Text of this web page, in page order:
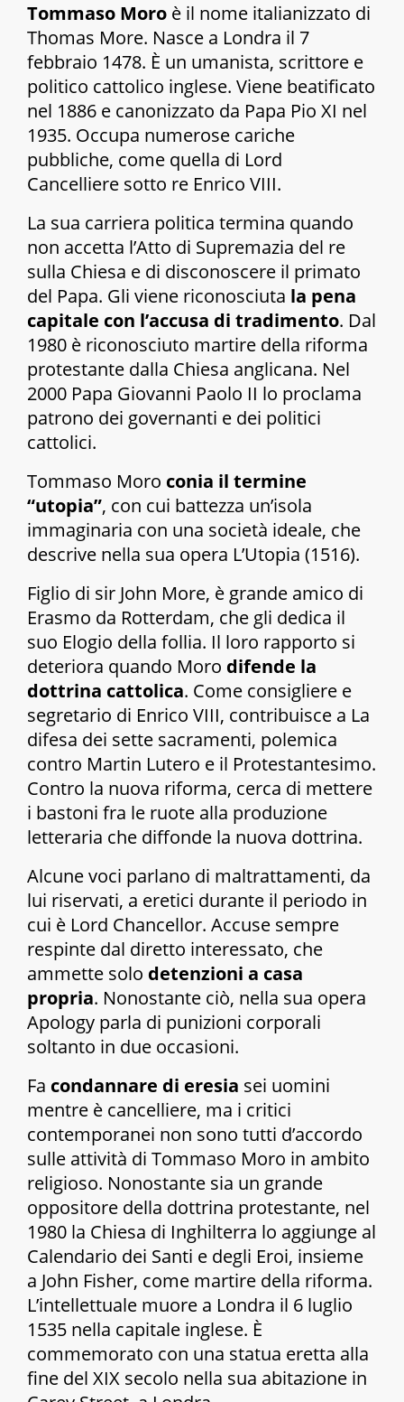
Tommaso Moro è il nome italianizzato di
Thomas More. Nasce a Londra il 7
febbraio 1478. È un umanista, scrittore e
politico cattolico inglese. Viene beatificato
nel 1886 e canonizzato da Papa Pio XI nel
1935. Occupa numerose cariche
pubbliche, come quella di Lord
Cancelliere sotto re Enrico VIII.
La sua carriera politica termina quando
non accetta l’Atto di Supremazia del re
sulla Chiesa e di disconoscere il primato
del Papa. Gli viene riconosciuta la pena
capitale con l’accusa di tradimento. Dal
1980 è riconosciuto martire della riforma
protestante dalla Chiesa anglicana. Nel
2000 Papa Giovanni Paolo II lo proclama
patrono dei governanti e dei politici
cattolici.
Tommaso Moro conia il termine
“utopia”, con cui battezza un’isola
immaginaria con una società ideale, che
descrive nella sua opera L’Utopia (1516).
Figlio di sir John More, è grande amico di
Erasmo da Rotterdam, che gli dedica il
suo Elogio della follia. Il loro rapporto si
deteriora quando Moro difende la
dottrina cattolica. Come consigliere e
segretario di Enrico VIII, contribuisce a La
difesa dei sette sacramenti, polemica
contro Martin Lutero e il Protestantesimo.
Contro la nuova riforma, cerca di mettere
i bastoni fra le ruote alla produzione
letteraria che diffonde la nuova dottrina.
Alcune voci parlano di maltrattamenti, da
lui riservati, a eretici durante il periodo in
cui è Lord Chancellor. Accuse sempre
respinte dal diretto interessato, che
ammette solo detenzioni a casa
propria. Nonostante ciò, nella sua opera
Apology parla di punizioni corporali
soltanto in due occasioni.
Fa condannare di eresia sei uomini
mentre è cancelliere, ma i critici
contemporanei non sono tutti d’accordo
sulle attività di Tommaso Moro in ambito
religioso. Nonostante sia un grande
oppositore della dottrina protestante, nel
1980 la Chiesa di Inghilterra lo aggiunge al
Calendario dei Santi e degli Eroi, insieme
a John Fisher, come martire della riforma.
L’intellettuale muore a Londra il 6 luglio
1535 nella capitale inglese. È
commemorato con una statua eretta alla
fine del XIX secolo nella sua abitazione in